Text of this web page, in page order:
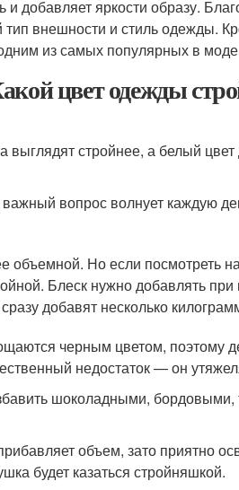
добавляет яркости образу.
внешности и стиль одежды.
из самых популярных в
цвет одежды
выглядят стройнее, а белый
вопрос волнует каждую
объемной. Но если посмотреть
Блеск нужно добавлять
добавят несколько
черным цветом, поэтому
недостаток — он
шоколадными,
объем, зато приятно
будет казаться стройняшкой.